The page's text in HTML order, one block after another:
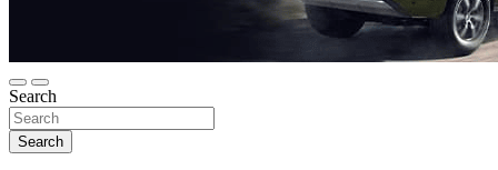
Search
Search